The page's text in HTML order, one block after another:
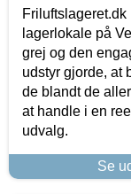
lagerlokale på
grej og den
udstyr gjorde, at
de blandt de
at handle i en
udvalg.
Se